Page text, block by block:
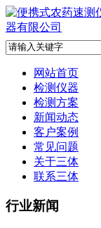
网站首页
检测仪器
检测方案
新闻动态
客户案例
常见问题
关于三体
联系三体
行业新闻